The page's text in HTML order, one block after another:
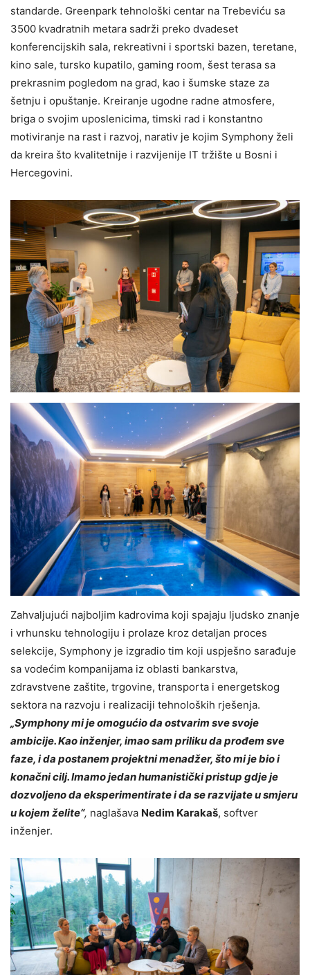
standarde. Greenpark tehnološki centar na Trebeviću sa
3500 kvadratnih metara sadrži preko dvadeset
konferencijskih sala, rekreativni i sportski bazen, teretane,
kino sale, tursko kupatilo, gaming room, šest terasa sa
prekrasnim pogledom na grad, kao i šumske staze za
šetnju i opuštanje. Kreiranje ugodne radne atmosfere,
briga o svojim uposlenicima, timski rad i konstantno
motiviranje na rast i razvoj, narativ je kojim Symphony želi
da kreira što kvalitetnije i razvijenije IT tržište u Bosni i
Hercegovini.
Zahvaljujući najboljim kadrovima koji spajaju ljudsko znanje
i vrhunsku tehnologiju i prolaze kroz detaljan proces
selekcije, Symphony je izgradio tim koji uspješno sarađuje
sa vodećim kompanijama iz oblasti bankarstva,
zdravstvene zaštite, trgovine, transporta i energetskog
sektora na razvoju i realizaciji tehnoloških rješenja.
„Symphony mi je omogućio da ostvarim sve svoje
ambicije. Kao inženjer, imao sam priliku da prođem sve
faze, i da postanem projektni menadžer, što mi je bio i
konačni cilj. Imamo jedan humanistički pristup gdje je
dozvoljeno da eksperimentirate i da se razvijate u smjeru
u kojem želite“, naglašava Nedim Karakaš, softver
inženjer.